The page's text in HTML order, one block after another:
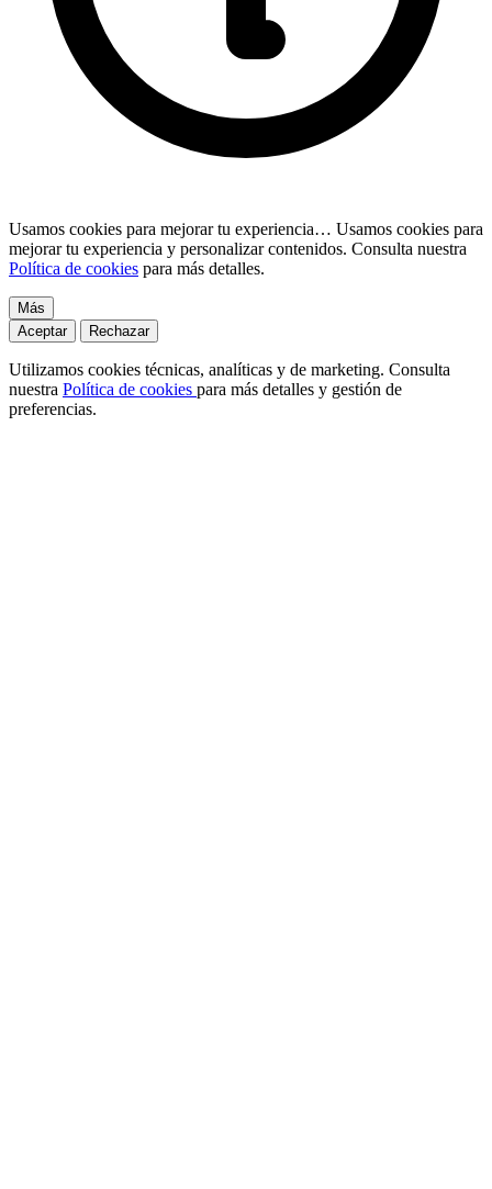
Usamos cookies para mejorar tu experiencia… Usamos cookies para
mejorar tu experiencia y personalizar contenidos. Consulta nuestra
Política de cookies para más detalles.
Más
Aceptar
Rechazar
Utilizamos cookies técnicas, analíticas y de marketing. Consulta
nuestra Política de cookies para más detalles y gestión de
preferencias.